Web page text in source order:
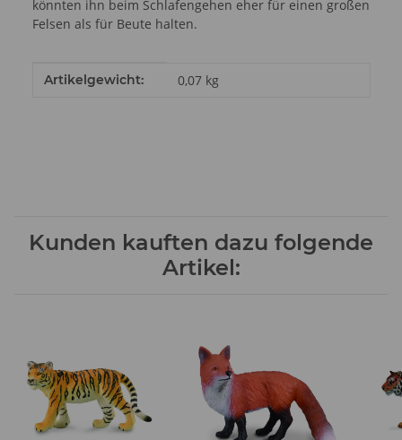
könnten ihn beim Schlafengehen eher für einen großen
Felsen als für Beute halten.
Produkteigenschaft
Wert
Artikelgewicht: 0,07 kg
Kunden kauften dazu folgende
Artikel: